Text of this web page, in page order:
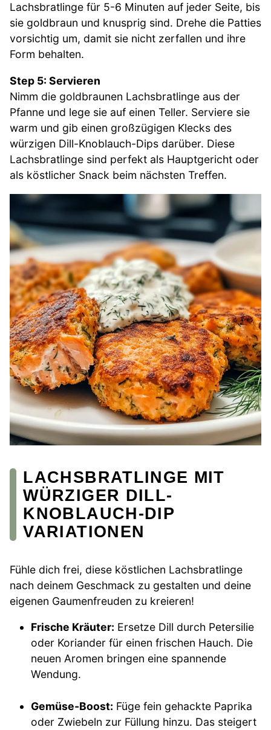
Lachsbratlinge für 5-6 Minuten auf jeder Seite, bis
sie goldbraun und knusprig sind. Drehe die Patties
vorsichtig um, damit sie nicht zerfallen und ihre
Form behalten.
Step 5: Servieren
Nimm die goldbraunen Lachsbratlinge aus der
Pfanne und lege sie auf einen Teller. Serviere sie
warm und gib einen großzügigen Klecks des
würzigen Dill-Knoblauch-Dips darüber. Diese
Lachsbratlinge sind perfekt als Hauptgericht oder
als köstlicher Snack beim nächsten Treffen.
LACHSBRATLINGE MIT
WÜRZIGER DILL-
KNOBLAUCH-DIP
VARIATIONEN
Fühle dich frei, diese köstlichen Lachsbratlinge
nach deinem Geschmack zu gestalten und deine
eigenen Gaumenfreuden zu kreieren!
Frische Kräuter: Ersetze Dill durch Petersilie
oder Koriander für einen frischen Hauch. Die
neuen Aromen bringen eine spannende
Wendung.
Gemüse-Boost: Füge fein gehackte Paprika
oder Zwiebeln zur Füllung hinzu. Das steigert